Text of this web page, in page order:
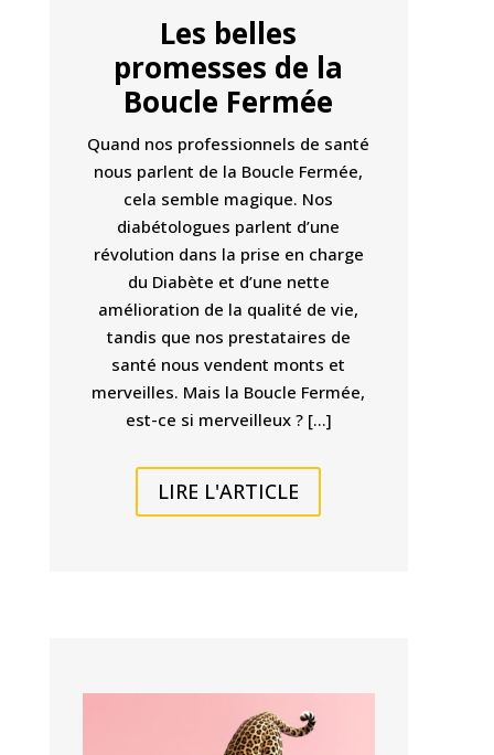
Les belles
promesses de la
Boucle Fermée
Quand nos professionnels de santé
nous parlent de la Boucle Fermée,
cela semble magique. Nos
diabétologues parlent d’une
révolution dans la prise en charge
du Diabète et d’une nette
amélioration de la qualité de vie,
tandis que nos prestataires de
santé nous vendent monts et
merveilles. Mais la Boucle Fermée,
est-ce si merveilleux ? […]
LIRE L'ARTICLE